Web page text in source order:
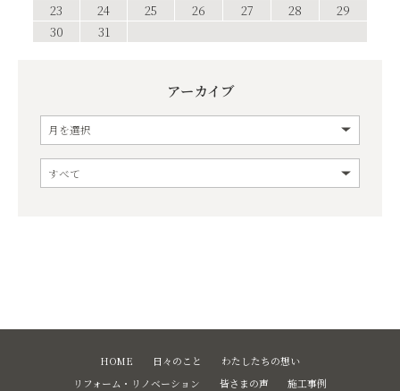
23
24 25 26 27 28
29
30
31
アーカイブ
HOME 日々のこと
わたしたちの想い
リフォーム・リノベーション
皆さまの声 施工事例